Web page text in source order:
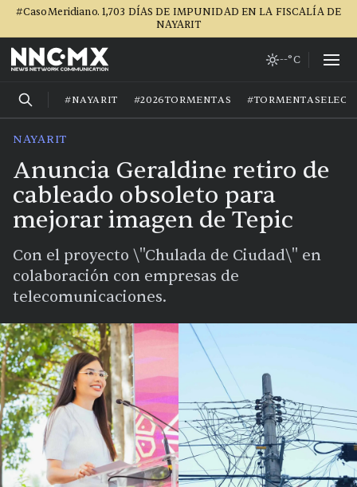
#CasoMeridiano. 1,703 DÍAS DE IMPUNIDAD EN LA FISCALÍA DE
NAYARIT
--°C
#NAYARIT #2026TORMENTAS
NAYARIT
Anuncia Geraldine retiro de
cableado obsoleto para
mejorar imagen de Tepic
Con el proyecto \"Chulada de Ciudad\" en
colaboración con empresas de
telecomunicaciones.